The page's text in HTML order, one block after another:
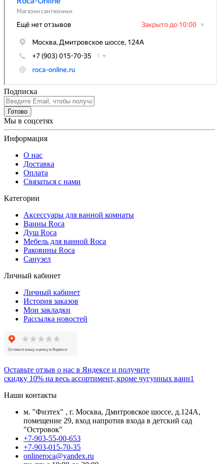
Подписка
Готово
Мы в соцсетях
Информация
О нас
Доставка
Оплата
Связаться с нами
Категории
Аксессуары для ванной комнаты
Ванны Roca
Душ Roca
Мебель для ванной Roca
Раковины Roca
Санузел
Личный кабинет
Личный кабинет
История заказов
Мои закладки
Рассылка новостей
Оставьте отзыв о нас в Яндексе и получите
скидку 10% на весь ассортимент, кроме чугунных ванн1
Наши контакты
м. "Физтех" , г. Москва, Дмитровское шоссе, д.124А,
помещение 29, вход напротив входа в детский сад
"Островок"
+7-903-55-00-653
+7-903-015-70-35
onlineroca@yandex.ru